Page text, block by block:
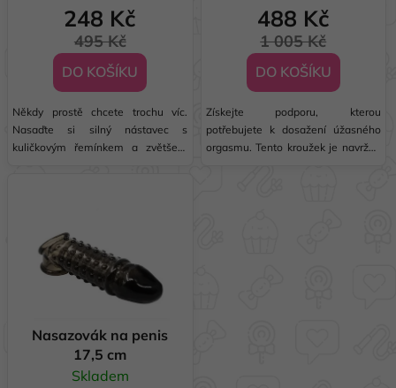
248 Kč
495 Kč
DO KOŠÍKU
Někdy prostě chcete trochu víc.
Nasaďte si silný nástavec s
kuličkovým řemínkem a zvětšete
základny...
488 Kč
1 005 Kč
DO KOŠÍKU
Získejte podporu, kterou
potřebujete k dosažení úžasného
orgasmu. Tento kroužek je navržen
Nasazovák na penis
17,5 cm
Skladem